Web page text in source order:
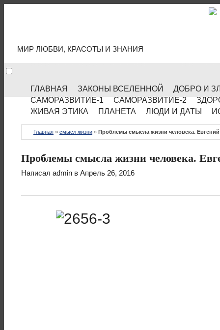
МИР ЛЮБВИ, КРАСОТЫ И ЗНАНИЯ
ГЛАВНАЯ ЗАКОНЫ ВСЕЛЕННОЙ
ДОБРО И
САМОРАЗВИТИЕ-1
САМОРАЗВИТИЕ-2
ЖИВАЯ ЭТИКА
ПЛАНЕТА ЛЮДИ И ДАТЫ
Главная » смысл жизни » Проблемы смысла жизни человека.
Проблемы смысла жизни человека.
Написал admin в Апрель 26, 2016